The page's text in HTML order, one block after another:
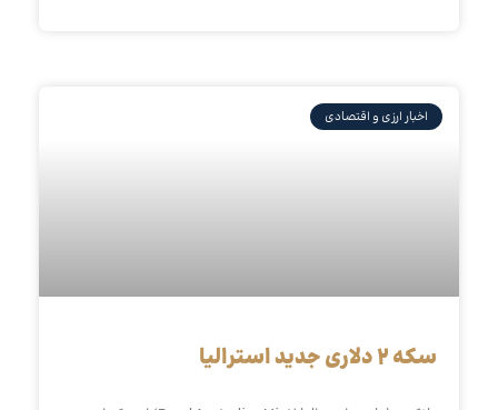
اخبار ارزی و اقتصادی
سکه ۲ دلاری جدید استرالیا